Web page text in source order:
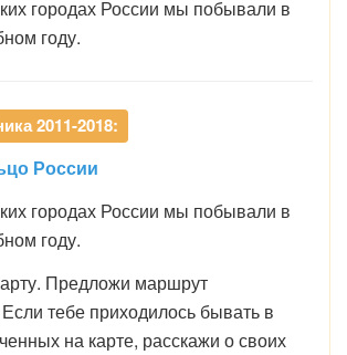
городах России мы побывали в
году.
2011-2018:
России
городах России мы побывали в
году.
Предложи маршрут
тебе приходилось бывать в
на карте, расскажи о своих